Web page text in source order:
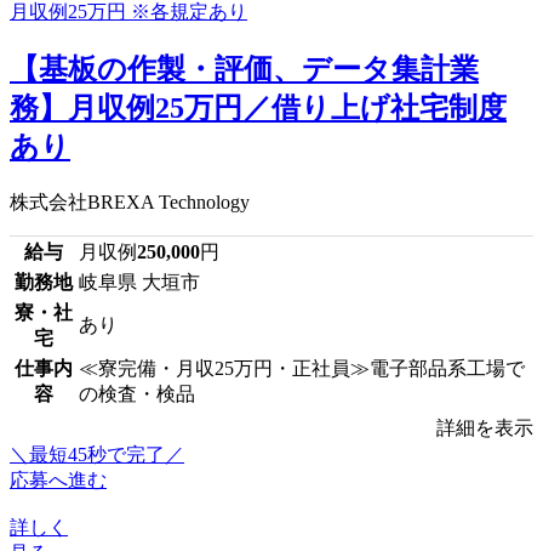
【基板の作製・評価、データ集計業
務】月収例25万円／借り上げ社宅制度
あり
株式会社BREXA Technology
給与 月収例250,000円
勤務地 岐阜県 大垣市
寮・社
宅
あり
仕事内
容
≪寮完備・月収25万円・正社員≫電子部品系工場で
の検査・検品
詳細を表示
＼最短45秒で完了／
応募へ進む
詳しく